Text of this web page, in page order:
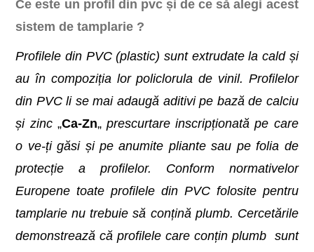
Ce este un profil din pvc și de ce să alegi acest
sistem de tamplarie ?
Profilele din PVC (plastic) sunt extrudate la cald și
au în compoziția lor policlorula de vinil. Profilelor
din PVC li se mai adaugă aditivi pe bază de calciu
și zinc „Ca-Zn„prescurtare inscripționată pe care
o ve-ți găsi și pe anumite pliante sau pe folia de
protecție a profilelor. Conform normativelor
Europene toate profilele din PVC folosite pentru
tamplarie nu trebuie să conțină plumb. Cercetările
demonstrează că profilele care conțin plumb sunt